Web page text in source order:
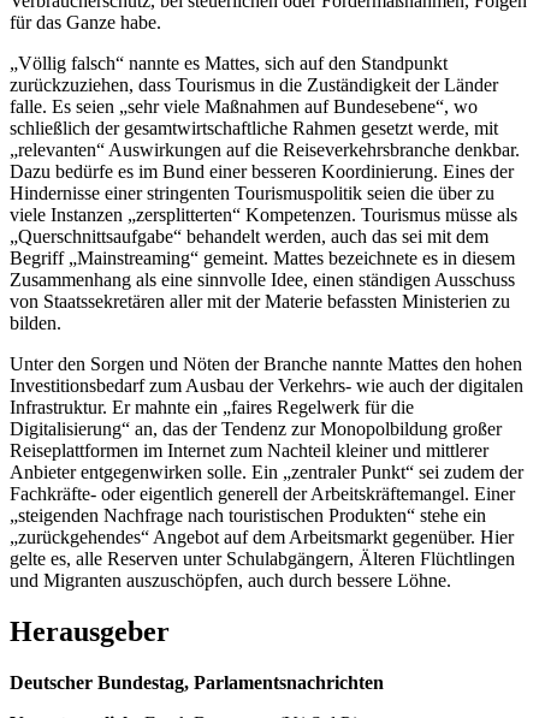
für das Ganze habe.
„Völlig falsch“ nannte es Mattes, sich auf den Standpunkt
zurückzuziehen, dass Tourismus in die Zuständigkeit der Länder
falle. Es seien „sehr viele Maßnahmen auf Bundesebene“, wo
schließlich der gesamtwirtschaftliche Rahmen gesetzt werde, mit
„relevanten“ Auswirkungen auf die Reiseverkehrsbranche denkbar.
Dazu bedürfe es im Bund einer besseren Koordinierung. Eines der
Hindernisse einer stringenten Tourismuspolitik seien die über zu
viele Instanzen „zersplitterten“ Kompetenzen. Tourismus müsse als
„Querschnittsaufgabe“ behandelt werden, auch das sei mit dem
Begriff „Mainstreaming“ gemeint. Mattes bezeichnete es in diesem
Zusammenhang als eine sinnvolle Idee, einen ständigen Ausschuss
von Staatssekretären aller mit der Materie befassten Ministerien zu
bilden.
Unter den Sorgen und Nöten der Branche nannte Mattes den hohen
Investitionsbedarf zum Ausbau der Verkehrs- wie auch der digitalen
Infrastruktur. Er mahnte ein „faires Regelwerk für die
Digitalisierung“ an, das der Tendenz zur Monopolbildung großer
Reiseplattformen im Internet zum Nachteil kleiner und mittlerer
Anbieter entgegenwirken solle. Ein „zentraler Punkt“ sei zudem der
Fachkräfte- oder eigentlich generell der Arbeitskräftemangel. Einer
„steigenden Nachfrage nach touristischen Produkten“ stehe ein
„zurückgehendes“ Angebot auf dem Arbeitsmarkt gegenüber. Hier
gelte es, alle Reserven unter Schulabgängern, Älteren Flüchtlingen
und Migranten auszuschöpfen, auch durch bessere Löhne.
Herausgeber
Deutscher Bundestag, Parlamentsnachrichten